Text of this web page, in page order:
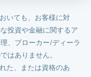
いても、お客様に対
投資や金融に関するア
、ブローカー/ディーラ
はありません。
た、または資格のあ